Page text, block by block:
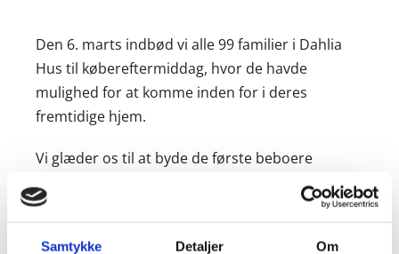
Samtykke Detaljer Om
Den 6. marts indbød vi alle 99 familier i Dahlia
Hus til købereftermiddag, hvor de havde
mulighed for at komme inden for i deres
fremtidige hjem.
Vi glæder os til at byde de første beboere
velkommen den 1. maj.